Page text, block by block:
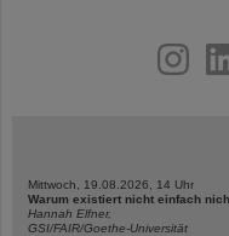
youtube
Mittwoch, 19.08.2026, 14 Uhr
Warum existiert nicht einfach
Hannah Elfner,
GSI/FAIR/Goethe-Universität